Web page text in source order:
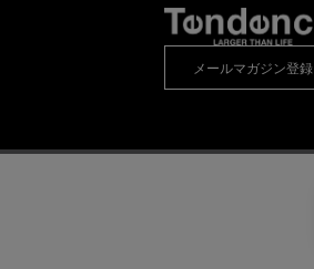
メールマガジン登録